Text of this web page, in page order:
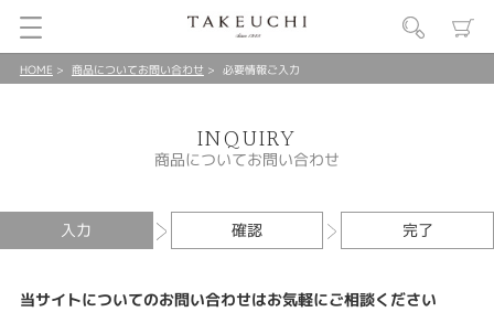
HOME 商品についてお問い合わせ 必要情報ご入力
INQUIRY
商品についてお問い合わせ
入力 確認 完了
当サイトについてのお問い合わせはお気軽にご相談ください